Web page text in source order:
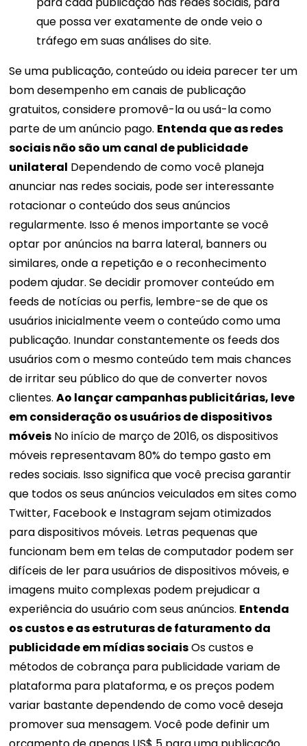
que possa ver exatamente de onde veio o
tráfego em suas análises do site.
Se uma publicação, conteúdo ou ideia parecer ter um
bom desempenho em canais de publicação
gratuitos, considere promovê-la ou usá-la como
parte de um anúncio pago. Entenda que as redes
sociais não são um canal de publicidade
unilateral Dependendo de como você planeja
anunciar nas redes sociais, pode ser interessante
rotacionar o conteúdo dos seus anúncios
regularmente. Isso é menos importante se você
optar por anúncios na barra lateral, banners ou
similares, onde a repetição e o reconhecimento
podem ajudar. Se decidir promover conteúdo em
feeds de notícias ou perfis, lembre-se de que os
usuários inicialmente veem o conteúdo como uma
publicação. Inundar constantemente os feeds dos
usuários com o mesmo conteúdo tem mais chances
de irritar seu público do que de converter novos
clientes.Ao lançar campanhas publicitárias, leve
em consideração os usuários de dispositivos
móveis No início de março de 2016, os dispositivos
móveis representavam 80% do tempo gasto em
redes sociais. Isso significa que você precisa garantir
que todos os seus anúncios veiculados em sites como
Twitter, Facebook e Instagram sejam otimizados
para dispositivos móveis. Letras pequenas que
funcionam bem em telas de computador podem ser
difíceis de ler para usuários de dispositivos móveis, e
imagens muito complexas podem prejudicar a
experiência do usuário com seus anúncios. Entenda
os custos e as estruturas de faturamento da
publicidade em mídias sociaisOs custos e
métodos de cobrança para publicidade variam de
plataforma para plataforma, e os preços podem
variar bastante dependendo de como você deseja
promover sua mensagem. Você pode definir um